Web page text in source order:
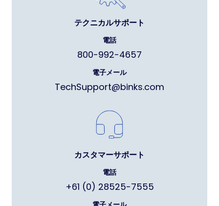
テクニカルサポート
電話
800-992-4657
電子メール
TechSupport@binks.com
カスタマーサポート
電話
+61 (0) 28525-7555